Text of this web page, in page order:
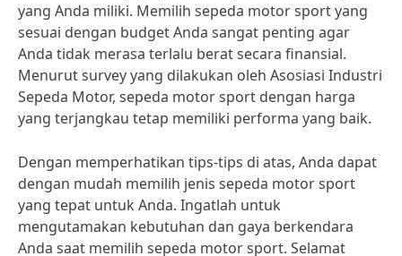
yang Anda miliki. Memilih sepeda motor sport yang
sesuai dengan budget Anda sangat penting agar
Anda tidak merasa terlalu berat secara finansial.
Menurut survey yang dilakukan oleh Asosiasi Industri
Sepeda Motor, sepeda motor sport dengan harga
yang terjangkau tetap memiliki performa yang baik.
Dengan memperhatikan tips-tips di atas, Anda dapat
dengan mudah memilih jenis sepeda motor sport
yang tepat untuk Anda. Ingatlah untuk
mengutamakan kebutuhan dan gaya berkendara
Anda saat memilih sepeda motor sport. Selamat